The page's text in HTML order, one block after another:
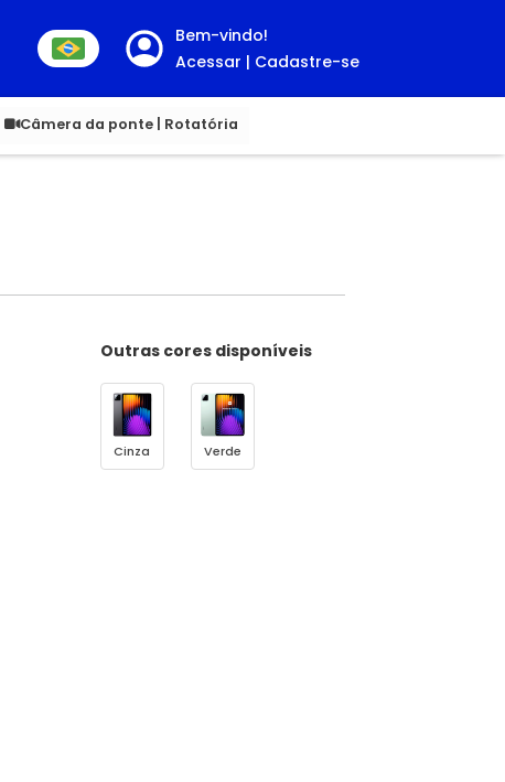
Bem-vindo!
Acessar | Cadastre-se
Câmera da ponte | Rotatória
1.00
Outras cores disponíveis
Cinza Verde